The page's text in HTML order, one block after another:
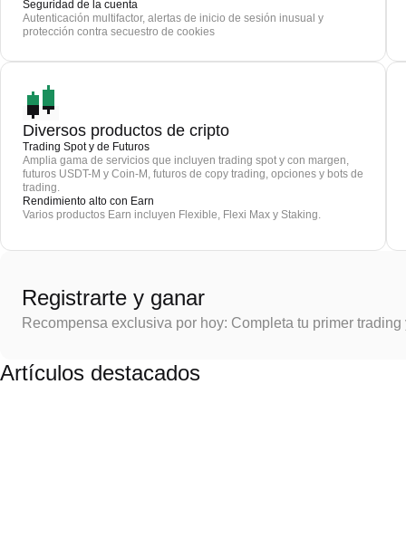
Seguridad de la cuenta
Autenticación multifactor, alertas de inicio de sesión inusual y
protección contra secuestro de cookies
Diversos productos de cripto
Trading Spot y de Futuros
Amplia gama de servicios que incluyen trading spot y con margen,
futuros USDT-M y Coin-M, futuros de copy trading, opciones y bots de
trading.
Rendimiento alto con Earn
Varios productos Earn incluyen Flexible, Flexi Max y Staking.
Registrarte y ganar
Recompensa exclusiva por hoy: Completa tu primer
Artículos destacados